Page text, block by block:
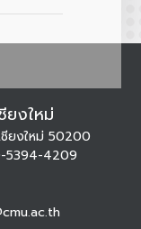
ยงใหม่
ยงใหม่ 50200
5394-4209